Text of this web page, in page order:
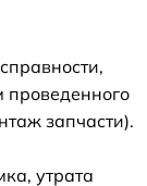
проведенного
запчасти).
утрата